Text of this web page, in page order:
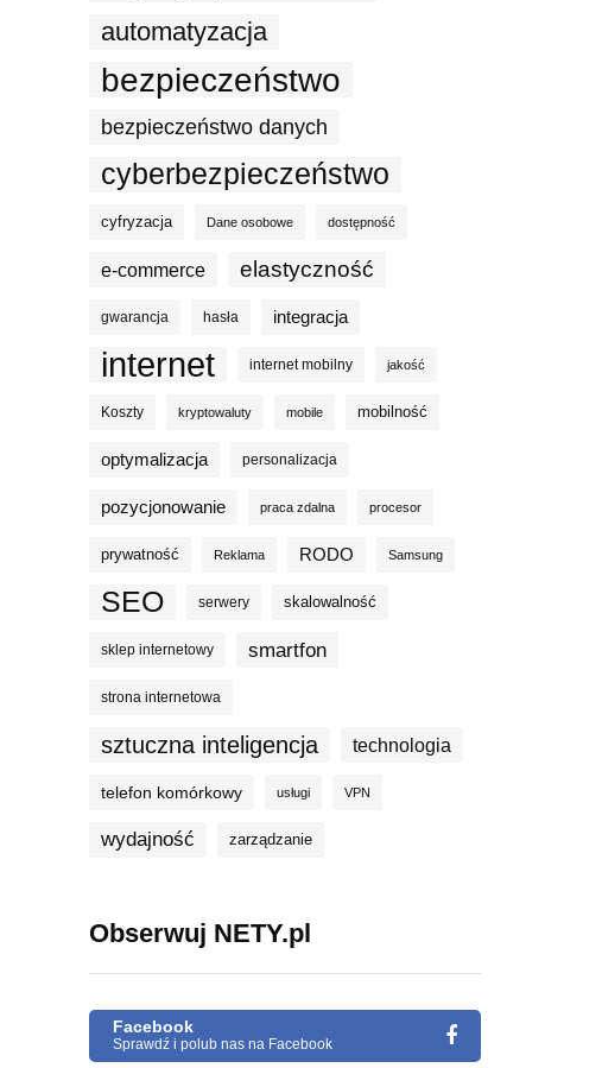
automatyzacja
bezpieczeństwo
bezpieczeństwo danych
cyberbezpieczeństwo
cyfryzacja Dane osobowe dostępność
e-commerce elastyczność
gwarancja hasła integracja
internet internet mobilny jakość
Koszty kryptowaluty mobile mobilność
optymalizacja personalizacja
pozycjonowanie praca zdalna procesor
prywatność Reklama RODO Samsung
SEO serwery skalowalność
sklep internetowy smartfon
strona internetowa
sztuczna inteligencja technologia
telefon komórkowy usługi VPN
wydajność zarządzanie
Obserwuj NETY.pl
Facebook
Sprawdź i polub nas na Facebook